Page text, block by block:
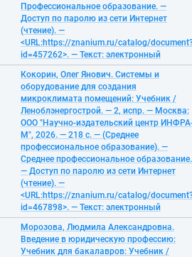
Профессиональное образование. —
Доступ по паролю из сети Интернет
(чтение). —
<URL:https://znanium.ru/catalog/
id=457262>. — Текст: электронный
Кокорин, Олег Янович. Системы и
оборудование для создания
микроклимата помещений: Учебник /
Леноблэнергострой. — 2, испр. — Москва:
ООО "Научно-издательский центр
М", 2026. — 218 с. — (Среднее
профессиональное образование). —
Среднее профессиональное образование.
— Доступ по паролю из сети Интернет
(чтение). —
<URL:https://znanium.ru/catalog/
id=467898>. — Текст: электронный
Морозова, Людмила Александровна.
Введение в юридическую профессию:
Учебник для бакалавров: Учебник /